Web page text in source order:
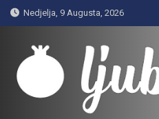
Skip
to
content
Nedjelja, 9 Augusta, 2026